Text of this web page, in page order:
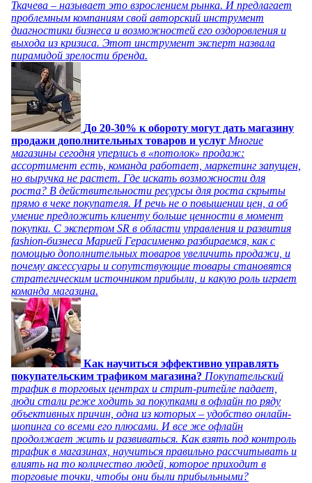
Ткачева – называет это взрослением рынка. И предлагает
проблемным компаниям свой авторский инструмент
диагностики бизнеса и возможностей его оздоровления и
выхода из кризиса. Этот инструмент эксперт назвала
пирамидой зрелости бренда.
До 20-30% к обороту могут дать магазину
продажи дополнительных товаров и услуг Многие
магазины сегодня уперлись в «потолок» продаж:
ассортимент есть, команда работает, маркетинг запущен,
но выручка не растет. Где искать возможности для
роста? В действительности ресурсы для роста скрыты
прямо в чеке покупателя. И речь не о повышении цен, а об
умение предложить клиенту больше ценности в момент
покупки. С экспертом SR в области управления и развития
fashion-бизнеса Марией Герасименко разбираемся, как с
помощью дополнительных товаров увеличить продажи, и
почему аксессуары и сопутствующие товары становятся
стратегическим источником прибыли, и какую роль играет
команда магазина.
Как научиться эффективно управлять
покупательским трафиком магазина? Покупательский
трафик в торговых центрах и стрит-ритейле падает,
люди стали реже ходить за покупками в офлайн по ряду
объективных причин, одна из которых – удобство онлайн-
шопинга со всеми его плюсами. И все же офлайн
продолжает жить и развиваться. Как взять под контроль
трафик в магазинах, научиться правильно рассчитывать и
влиять на то количество людей, которое приходит в
торговые точки, чтобы они были прибыльными?